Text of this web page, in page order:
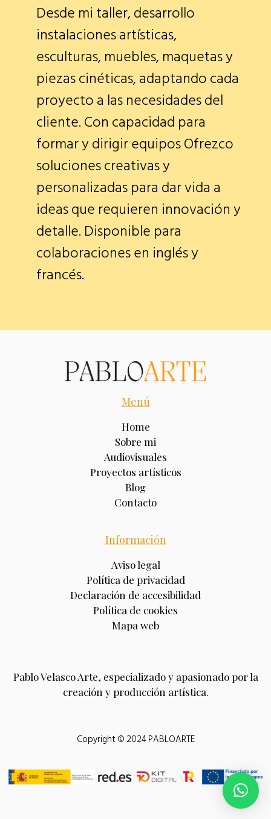
Desde mi taller, desarrollo
instalaciones artísticas,
esculturas, muebles, maquetas y
piezas cinéticas, adaptando cada
proyecto a las necesidades del
cliente. Con capacidad para
formar y dirigir equipos Ofrezco
soluciones creativas y
personalizadas para dar vida a
ideas que requieren innovación y
detalle. Disponible para
colaboraciones en inglés y
francés.
Menú
Home
Sobre mi
Audiovisuales
Proyectos artísticos
Blog
Contacto
Información
Aviso legal
Política de privacidad
Declaración de accesibilidad
Política de cookies
Mapa web
Pablo Velasco Arte, especializado y apasionado por la
creación y producción artística.
Copyright © 2024 PABLOARTE